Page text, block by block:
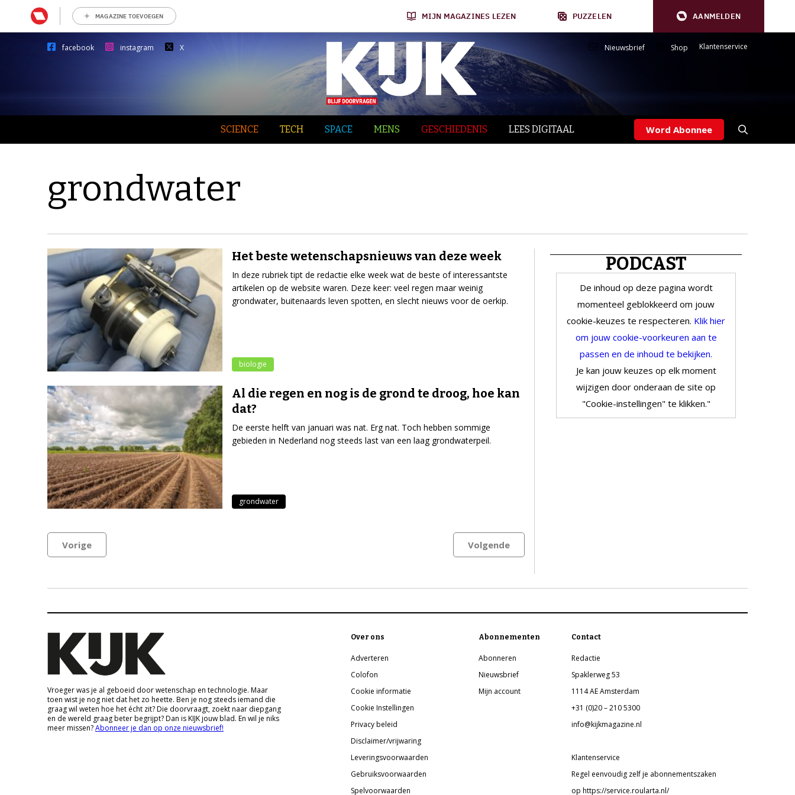
MAGAZINE TOEVOEGEN MIJN MAGAZINES LEZEN PUZZELEN AANMELDEN
facebook instagram X Nieuwsbrief Shop Klantenservice
SCIENCE TECH SPACE MENS GESCHIEDENIS LEES DIGITAAL Word Abonnee
grondwater
Het beste wetenschapsnieuws van deze week
In deze rubriek tipt de redactie elke week wat de beste of interessantste
artikelen op de website waren. Deze keer: veel regen maar weinig
grondwater, buitenaards leven spotten, en slecht nieuws voor de oerkip.
biologie
Al die regen en nog is de grond te droog, hoe kan
dat?
De eerste helft van januari was nat. Erg nat. Toch hebben sommige
gebieden in Nederland nog steeds last van een laag grondwaterpeil.
grondwater
Vorige Volgende
PODCAST
De inhoud op deze pagina wordt
momenteel geblokkeerd om jouw
cookie-keuzes te respecteren. Klik hier
om jouw cookie-voorkeuren aan te
passen en de inhoud te bekijken.
Je kan jouw keuzes op elk moment
wijzigen door onderaan de site op
"Cookie-instellingen" te klikken."
Vroeger was je al geboeid door wetenschap en technologie. Maar
toen wist je nog niet dat het zo heette. Ben je nog steeds iemand die
graag wil weten hoe het écht zit? Die doorvraagt, zoekt naar diepgang
en de wereld graag beter begrijpt? Dan is KIJK jouw blad. En wil je niks
meer missen?Abonneer je dan op onze nieuwsbrief!
Over ons
Adverteren
Colofon
Cookie informatie
Cookie Instellingen
Privacy beleid
Disclaimer/vrijwaring
Leveringsvoorwaarden
Gebruiksvoorwaarden
Spelvoorwaarden
Abonnementen
Abonneren
Nieuwsbrief
Mijn account
Contact
Redactie
Spaklerweg 53
1114 AE Amsterdam
+31 (0)20 – 210 5300
info@kijkmagazine.nl
Klantenservice
Regel eenvoudig zelf je abonnementszaken
op https://service.roularta.nl/